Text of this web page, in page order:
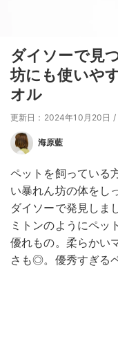
ダイソーで見
坊にも使いや
オル
更新日：2024年10月20日 /
海原藍
ペットを飼っている
い暴れん坊の体をし
ダイソーで発見しま
ミトンのようにペッ
優れもの。柔らかい
さも◎。優秀すぎる